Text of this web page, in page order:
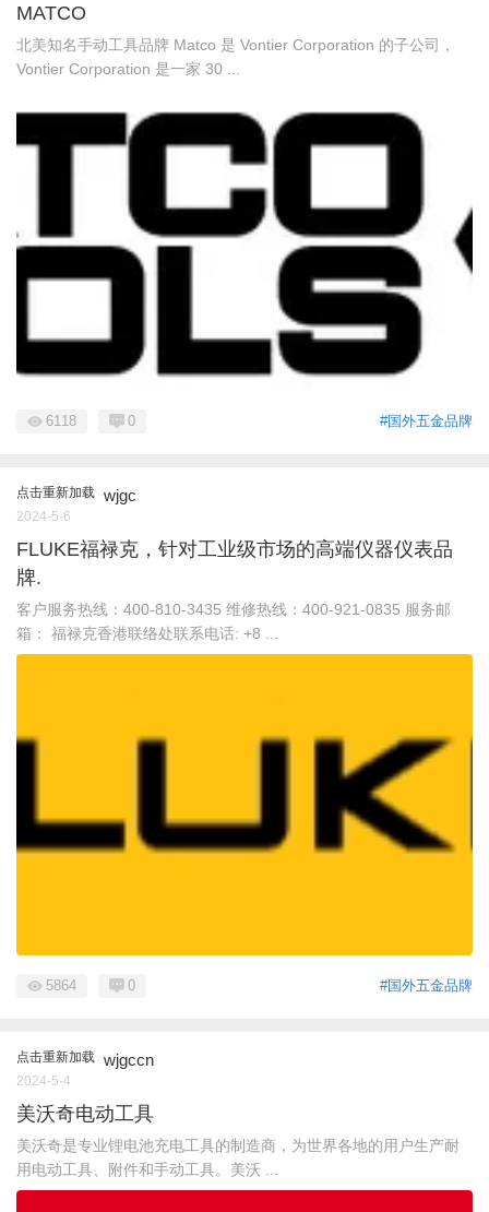
MATCO
北美知名手动工具品牌 Matco 是 Vontier Corporation 的子公司，
Vontier Corporation 是一家 30 ...
#国外五金品牌
6118 0
点击重新加载 wjgc
2024-5-6
FLUKE福禄克，针对工业级市场的高端仪器仪表品
牌.
客户服务热线：400-810-3435 维修热线：400-921-0835 服务邮
箱： 福禄克香港联络处联系电话: +8 ...
#国外五金品牌
5864 0
点击重新加载 wjgccn
2024-5-4
美沃奇电动工具
美沃奇是专业锂电池充电工具的制造商，为世界各地的用户生产耐
用电动工具、附件和手动工具。美沃 ...